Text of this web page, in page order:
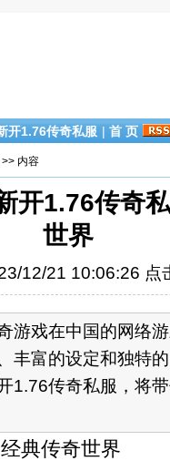
开1.76传奇私服 | 首 页
>> 内容
开1.76传奇
世界
12/21 10:06:26 点
游戏在中国的网络
丰富的设定和独特
1.76传奇私服，将
经典传奇世界